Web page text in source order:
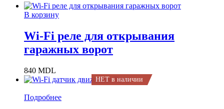
В корзину
Wi-Fi реле для открывания
гаражных ворот
840 MDL
НЕТ в наличии
Подробнее